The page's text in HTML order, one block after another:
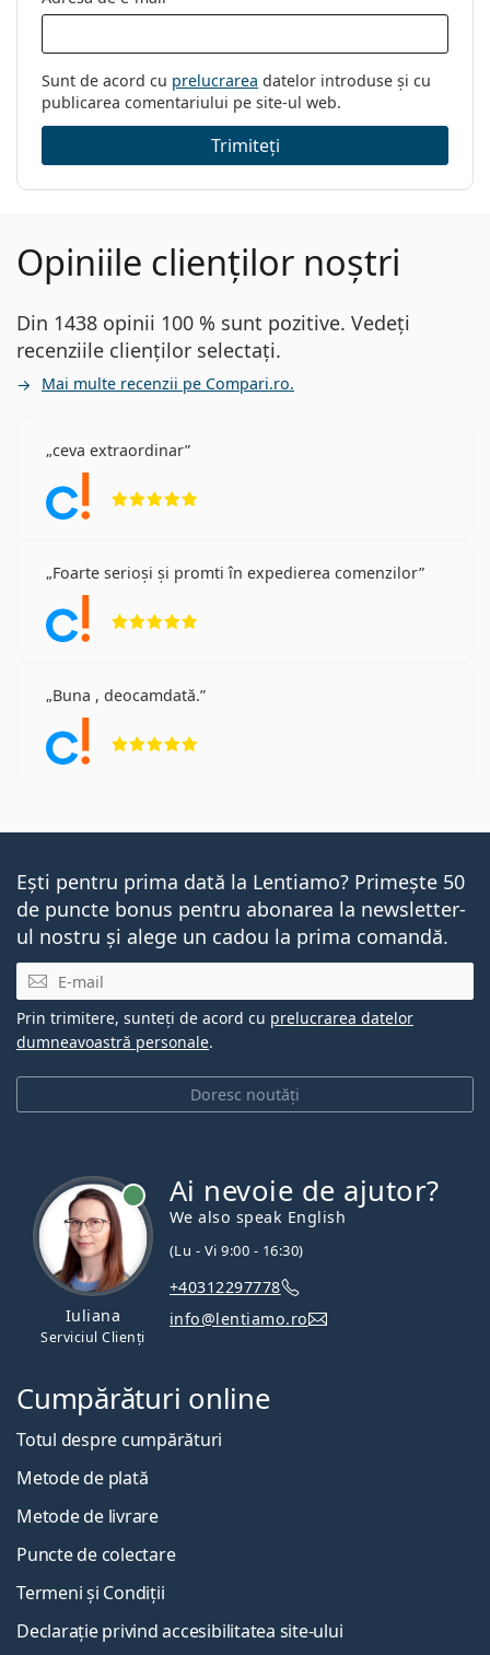
Sunt de acord cu prelucrarea datelor introduse și cu
publicarea comentariului pe site-ul web.
Trimiteți
Opiniile clienților noștri
Din 1438 opinii 100 % sunt pozitive. Vedeți
recenziile clienților selectați.
Mai multe recenzii pe Compari.ro.
ceva extraordinar
Foarte serioși și promti în expedierea comenzilor
Buna , deocamdată.
Ești pentru prima dată la Lentiamo? Primește 50
de puncte bonus pentru abonarea la newsletter-
ul nostru și alege un cadou la prima comandă.
E-mail
Doresc noutăți
Prin trimitere, sunteți de acord cu prelucrarea datelor
dumneavoastră personale.
Iuliana
Serviciul Clienți
Ai nevoie de ajutor?
We also speak English
(Lu - Vi 9:00 - 16:30)
+40312297778
info@lentiamo.ro
Cumpărături online
Totul despre cumpărături
Metode de plată
Metode de livrare
Puncte de colectare
Termeni și Condiții
Declarație privind accesibilitatea site-ului